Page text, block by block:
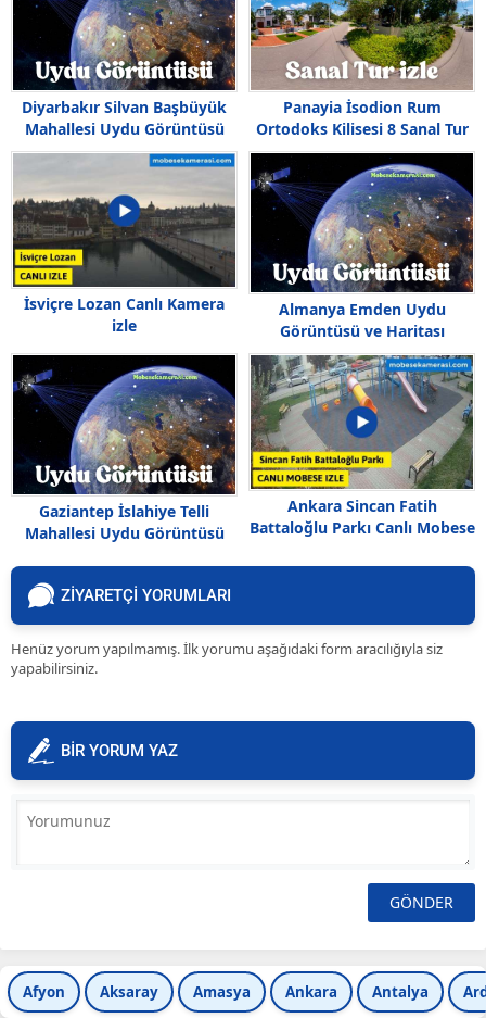
Diyarbakır Silvan Başbüyük
Mahallesi Uydu Görüntüsü
Haritası
Panayia İsodion Rum
Ortodoks Kilisesi 8 Sanal Tur
izle
İsviçre Lozan Canlı Kamera
izle
Almanya Emden Uydu
Görüntüsü ve Haritası
Gaziantep İslahiye Telli
Mahallesi Uydu Görüntüsü
Ankara Sincan Fatih
Battaloğlu Parkı Canlı Mobese
ZİYARETÇİ YORUMLARI
Henüz yorum yapılmamış. İlk yorumu aşağıdaki form aracılığıyla siz
yapabilirsiniz.
BİR YORUM YAZ
Afyon Aksaray Amasya Ankara Antalya